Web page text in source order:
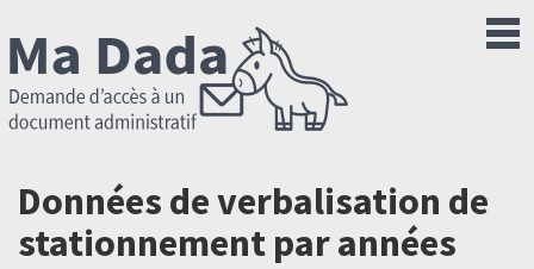
Données de verbalisation de
stationnement par années